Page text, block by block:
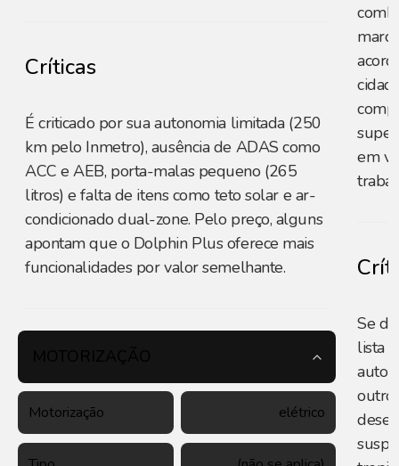
Críticas
É criticado por sua autonomia limitada (250
km pelo Inmetro), ausência de ADAS como
ACC e AEB, porta-malas pequeno (265
litros) e falta de itens como teto solar e ar-
condicionado dual-zone. Pelo preço, alguns
apontam que o Dolphin Plus oferece mais
funcionalidades por valor semelhante.
Motorização elétrico
em
Se
lista
outro